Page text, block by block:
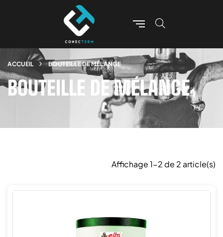
ACCUEIL BOUTEILLE DE MÉLANGE
BOUTEILLE DE MÉLANGE
Affichage 1-2 de 2 article(s)